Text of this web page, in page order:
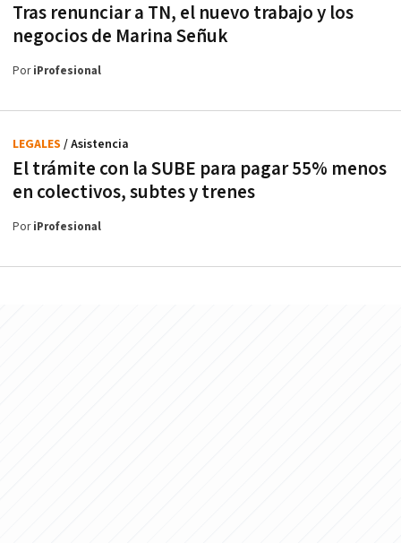
Tras renunciar a TN, el nuevo trabajo y los
negocios de Marina Señuk
PoriProfesional
El trámite con la SUBE para pagar 55% menos
en colectivos, subtes y trenes
LEGALES / Asistencia
PoriProfesional